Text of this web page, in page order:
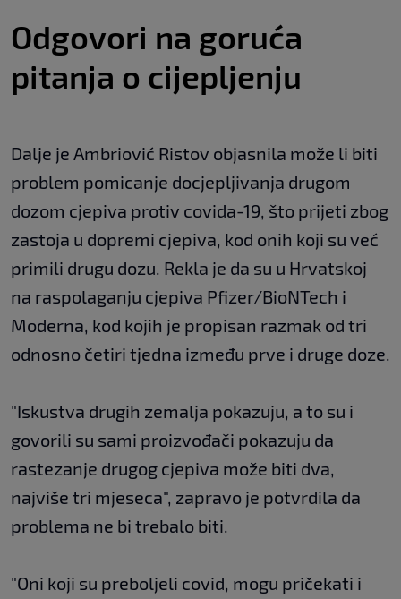
Odgovori na goruća
pitanja o cijepljenju
Dalje je Ambriović Ristov objasnila može li biti
problem pomicanje docjepljivanja drugom
dozom cjepiva protiv covida-19, što prijeti zbog
zastoja u dopremi cjepiva, kod onih koji su već
primili drugu dozu. Rekla je da su u Hrvatskoj
na raspolaganju cjepiva Pfizer/BioNTech i
Moderna, kod kojih je propisan razmak od tri
odnosno četiri tjedna između prve i druge doze.
"Iskustva drugih zemalja pokazuju, a to su i
govorili su sami proizvođači pokazuju da
rastezanje drugog cjepiva može biti dva,
najviše tri mjeseca", zapravo je potvrdila da
problema ne bi trebalo biti.
"Oni koji su preboljeli covid, mogu pričekati i